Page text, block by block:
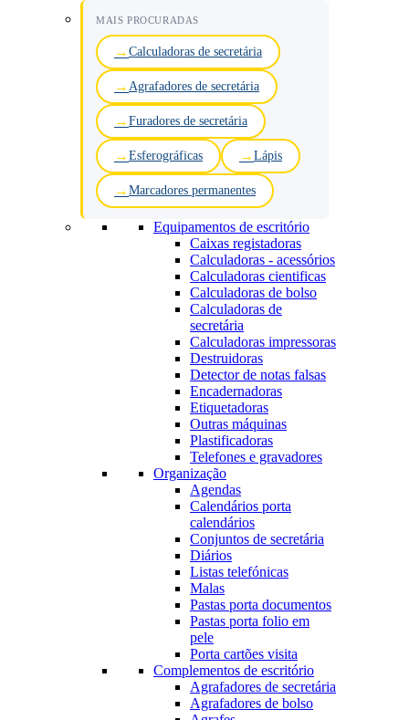
MAIS PROCURADAS
Calculadoras de secretária
Agrafadores de secretária
Furadores de secretária
Esferográficas Lápis
Marcadores permanentes
Equipamentos de escritório
Caixas registadoras
Calculadoras - acessórios
Calculadoras cientificas
Calculadoras de bolso
Calculadoras de
secretária
Calculadoras impressoras
Destruidoras
Detector de notas falsas
Encadernadoras
Etiquetadoras
Outras máquinas
Plastificadoras
Telefones e gravadores
Organização
Agendas
Calendários porta
calendários
Conjuntos de secretária
Diários
Listas telefónicas
Malas
Pastas porta documentos
Pastas porta folio em
pele
Porta cartões visita
Complementos de escritório
Agrafadores de secretária
Agrafadores de bolso